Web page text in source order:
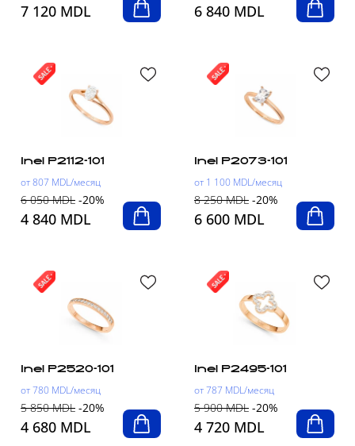
7 120 MDL 6 840 MDL
Inel P2112-101
от 807 MDL/месяц
4 840 MDL
6 050 MDL -20%
Inel P2073-101
от 1 100 MDL/месяц
6 600 MDL
8 250 MDL -20%
Inel P2520-101
от 780 MDL/месяц
4 680 MDL
5 850 MDL -20%
Inel P2495-101
от 787 MDL/месяц
4 720 MDL
5 900 MDL -20%